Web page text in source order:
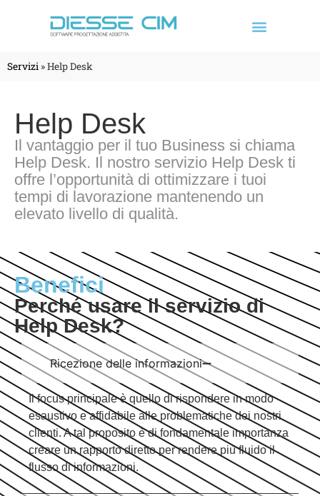
Servizi »Help Desk
Help Desk
Il vantaggio per il tuo Business si chiama
Help Desk. Il nostro servizio Help Desk ti
offre l’opportunità di ottimizzare i tuoi
tempi di lavorazione mantenendo un
elevato livello di qualità.
Benefici
Perché usare il servizio di
Help Desk?
Ricezione delle informazioni
Il focus principale è quello di rispondere in modo
esaustivo e affidabile alle problematiche dei nostri
clienti. A tal proposito è di fondamentale importanza
creare un rapporto diretto per rendere più fluido il
flusso di informazioni.